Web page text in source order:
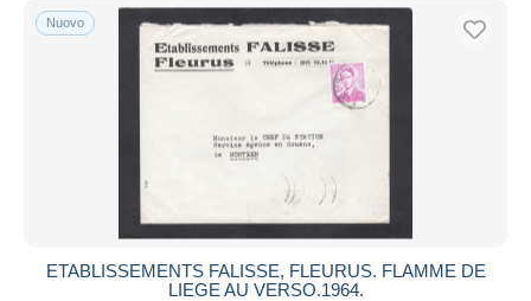
Nuovo
ETABLISSEMENTS FALISSE, FLEURUS. FLAMME DE
LIEGE AU VERSO.1964.